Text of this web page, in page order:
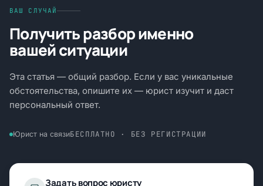
ВАШ СЛУЧАЙ
Получить разбор именно
вашей ситуации
Эта статья — общий разбор. Если у вас уникальные
обстоятельства, опишите их — юрист изучит и даст
персональный ответ.
Юрист на связиБЕСПЛАТНО · БЕЗ РЕГИСТРАЦИИ
Задать вопрос юристу